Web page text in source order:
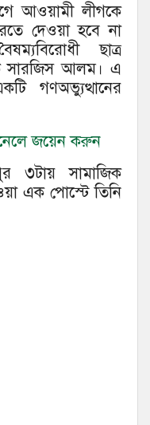
আওয়ামী লীগকে
দেওয়া হবে না
ছাত্র
সারজিস আলম। এ
গণঅভ্যুত্থানের
জয়েন করুন
৩টায় সামাজিক
এক পোস্টে তিনি